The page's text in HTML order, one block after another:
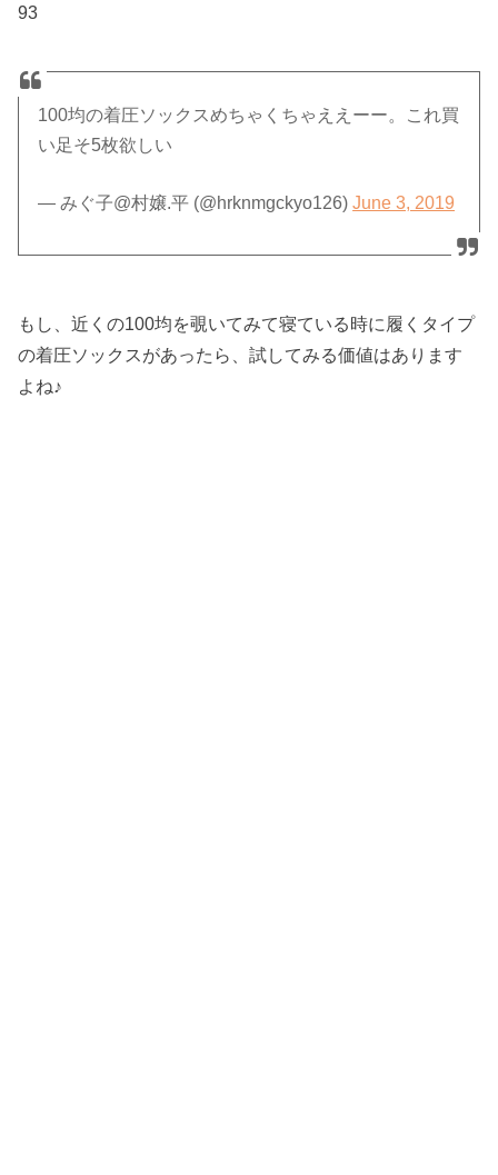
93
100均の着圧ソックスめちゃくちゃええーー。これ買
い足そ5枚欲しい
— みぐ子@村嬢.平 (@hrknmgckyo126)June 3, 2019
もし、近くの100均を覗いてみて寝ている時に履くタイプ
の着圧ソックスがあったら、試してみる価値はあります
よね♪